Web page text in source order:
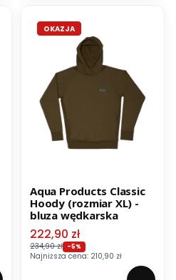
OKAZJA
Aqua Products Classic
Hoody (rozmiar XL) -
bluza wędkarska
Cena promocyjna
222,90 zł
234,90 zł -5%
Najniższa cena: 210,90 zł